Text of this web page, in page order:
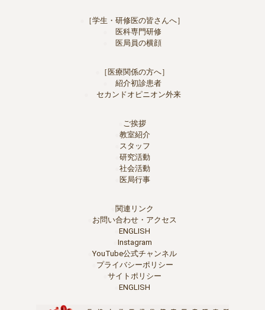
［学生・研修医の皆さんへ］
医科専門研修
医局員の横顔
［医療関係の方へ］
紹介初診患者
セカンドオピニオン外来
ご挨拶
教室紹介
スタッフ
研究活動
社会活動
医局行事
関連リンク
お問い合わせ・アクセス
ENGLISH
Instagram
YouTube公式チャンネル
プライバシーポリシー
サイトポリシー
ENGLISH